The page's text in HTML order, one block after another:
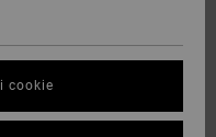
cookie